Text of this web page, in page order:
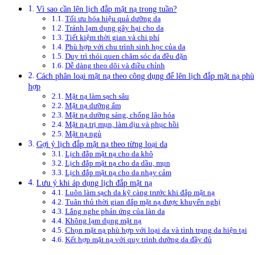
Vì sao cần lên lịch đắp mặt nạ trong tuần?
Tối ưu hóa hiệu quả dưỡng da
Tránh lạm dụng gây hại cho da
Tiết kiệm thời gian và chi phí
Phù hợp với chu trình sinh học của da
Duy trì thói quen chăm sóc da đều đặn
Dễ dàng theo dõi và điều chỉnh
Cách phân loại mặt nạ theo công dụng để lên lịch đắp mặt nạ phù
hợp
Mặt nạ làm sạch sâu
Mặt nạ dưỡng ẩm
Mặt nạ dưỡng sáng, chống lão hóa
Mặt nạ trị mụn, làm dịu và phục hồi
Mặt nạ ngủ
Gợi ý lịch đắp mặt nạ theo từng loại da
Lịch đắp mặt nạ cho da khô
Lịch đắp mặt nạ cho da dầu, mụn
Lịch đắp mặt nạ cho da nhạy cảm
Lưu ý khi áp dụng lịch đắp mặt nạ
Luôn làm sạch da kỹ càng trước khi đắp mặt nạ
Tuân thủ thời gian đắp mặt nạ được khuyến nghị
Lắng nghe phản ứng của làn da
Không lạm dụng mặt nạ
Chọn mặt nạ phù hợp với loại da và tình trạng da hiện tại
Kết hợp mặt nạ với quy trình dưỡng da đầy đủ